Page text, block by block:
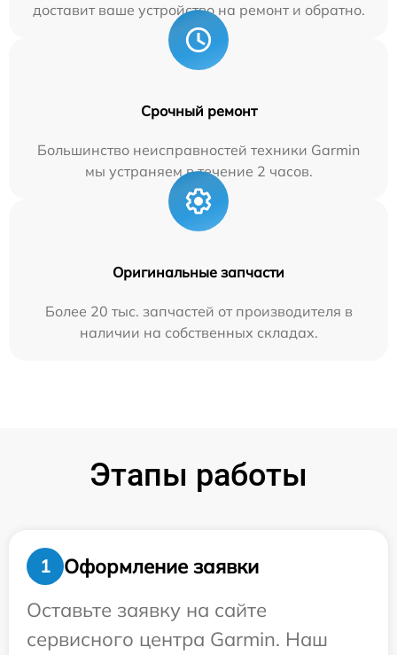
доставит ваше устройство на ремонт и обратно.
Срочный ремонт
Большинство неисправностей техники Garmin
мы устраняем в течение 2 часов.
Оригинальные запчасти
Более 20 тыс. запчастей от производителя в
наличии на собственных складах.
Этапы работы
1
Оформление заявки
Оставьте заявку на сайте
сервисного центра Garmin. Наш